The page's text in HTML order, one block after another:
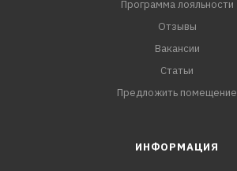
Программа лояльности
Отзывы
Вакансии
Статьи
Предложить помещение
ИНФОРМАЦИЯ